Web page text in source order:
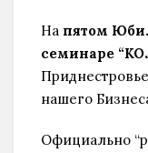
На пятом
семинаре
нашего
Официально